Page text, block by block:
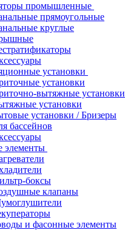
промышленные
прямоугольные
круглые
установки
установки
вытяжные установки
установки
установки / Бризеры
бассейнов
элементы
боксы
клапаны
и фасонные элементы